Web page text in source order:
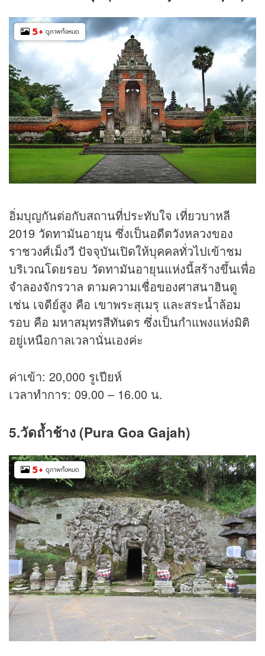
5+ ดูภาพทั้งหมด
อิ่มบุญกันต่อกับสถานที่ประทับใจ เที่ยวบาหลี
2019 วัดทามันอายุน ซึ่งเป็นอดีตวังหลวงของ
ราชวงศ์เม็งวี ปัจจุบันเปิดให้บุคคลทั่วไปเข้าชม
บริเวณโดยรอบ วัดทามันอายุนแห่งนี้สร้างขึ้นเพื่อ
จำลองจักรวาล ตามความเชื่อของศาสนาฮินดู
เช่น เจดีย์สูง คือ เขาพระสุเมรุ และสระน้ำล้อม
รอบ คือ มหาสมุทรสีทันดร ซึ่งเป็นกำแพงแห่งมิติ
อยู่เหนือกาลเวลานั่นเองค่ะ
ค่าเข้า: 20,000 รูเปียห์
เวลาทำการ: 09.00 – 16.00 น.
5.วัดถ้ำช้าง (Pura Goa Gajah)
5+ ดูภาพทั้งหมด